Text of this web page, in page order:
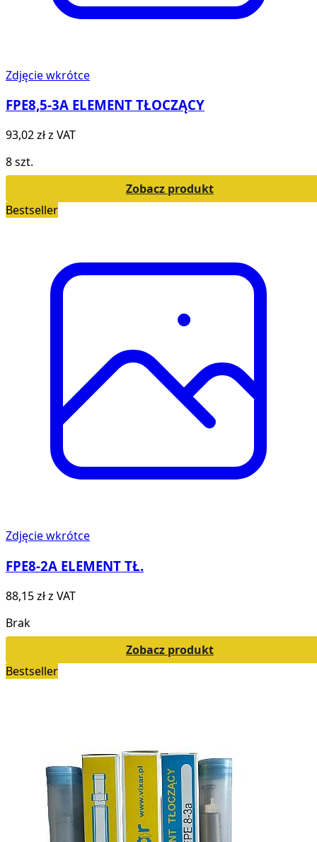
Zdjęcie wkrótce
FPE8,5-3A ELEMENT TŁOCZĄCY
93,02 złz VAT
8 szt.
Zobacz produkt
Bestseller
Zdjęcie wkrótce
FPE8-2A ELEMENT TŁ.
88,15 złz VAT
Brak
Zobacz produkt
Bestseller